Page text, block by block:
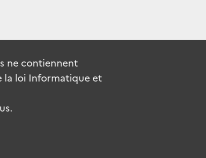
ne contiennent
la loi Informatique et